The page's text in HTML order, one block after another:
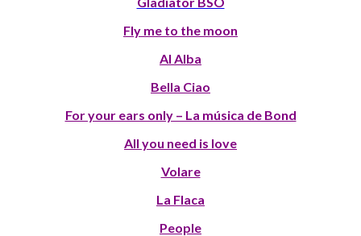
Fly me to the moon
Al Alba
Bella Ciao
For your ears only – La música de Bond
All you need is love
Volare
La Flaca
People